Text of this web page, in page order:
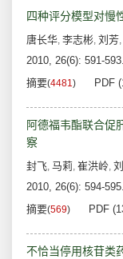
四种评分模型对慢
唐长华, 李志彬, 刘芳,
2010, 26(6): 591-593.
摘要(4481) PDF
阿德福韦酯联合促
察
封飞, 马莉, 崔洪岭,
2010, 26(6): 594-595.
摘要(569) PDF
不恰当停用核苷类